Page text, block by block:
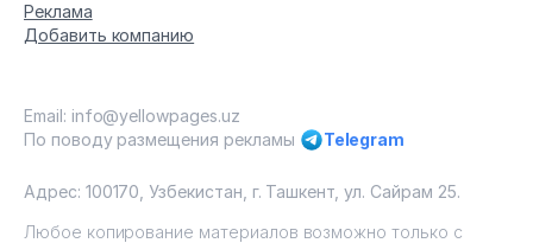
Реклама
Добавить компанию
Email: info@yellowpages.uz
По поводу размещения рекламы
Telegram
Адрес: 100170, Узбекистан, г. Ташкент, ул. Сайрам 25.
Любое копирование материалов возможно только с